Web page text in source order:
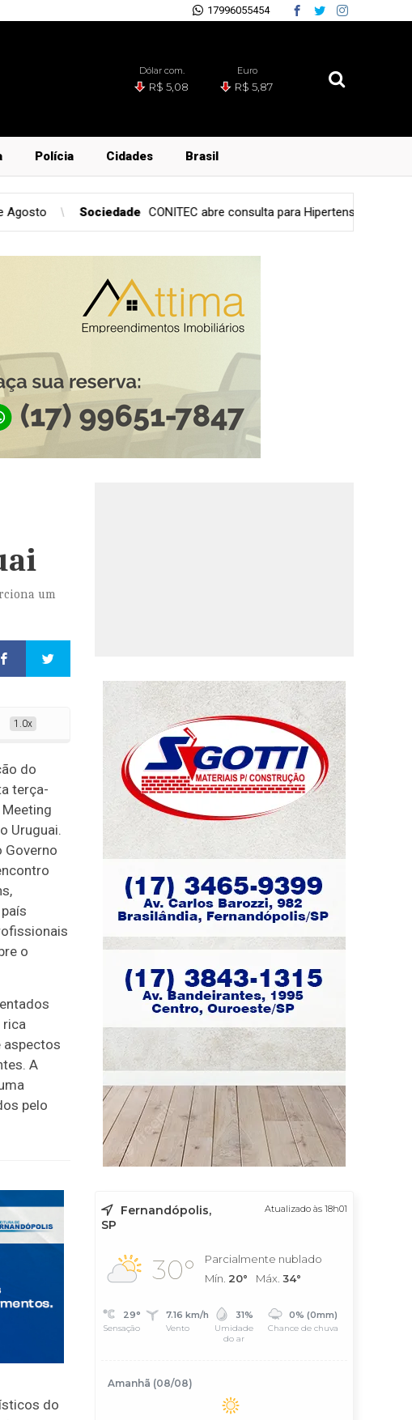
17996055454
Dólar com.
R$ 5,08
Euro
R$ 5,87
Polícia Cidades Brasil
CONITEC abre consulta para Hipertensão Arterial Pulmonar Senado
um
ao Uruguai
1.0x
do
terça-
Uruguai.
Governo
o
rica
aspectos
A
pelo
do
Fernandópolis,
SP
Atualizado às 18h01
30°
Parcialmente nublado
Mín. 20° Máx. 34°
29°
Sensação
7.16 km/h
Vento
31%
Umidade
do ar
0% (0mm)
Chance de chuva
Amanhã (08/08)